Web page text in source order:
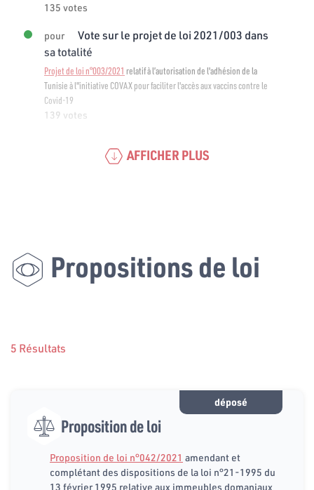
135 votes
pour
Vote sur le projet de loi 2021/003 dans
sa totalité
Projet de loi n°003/2021 relatif à l’autorisation de l'adhésion de la
Tunisie à l"initiative COVAX pour faciliter l'accès aux vaccins contre le
Covid-19
139 votes
AFFICHER PLUS
Propositions de loi
5 Résultats
déposé
Proposition de loi
Proposition de loi n°042/2021 amendant et
complétant des dispositions de la loi n°21-1995 du
13 février 1995 relative aux immeubles domaniaux